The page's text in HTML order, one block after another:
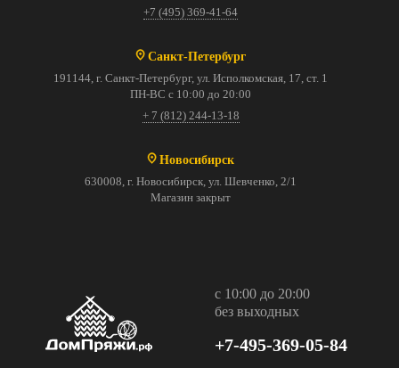
+7 (495) 369-41-64
Санкт-Петербург
191144, г. Санкт-Петербург, ул. Исполкомская, 17, ст. 1
ПН-ВС с 10:00 до 20:00
+ 7 (812) 244-13-18
Новосибирск
630008, г. Новосибирск, ул. Шевченко, 2/1
Магазин закрыт
с 10:00 до 20:00
без выходных
+7-495-369-05-84